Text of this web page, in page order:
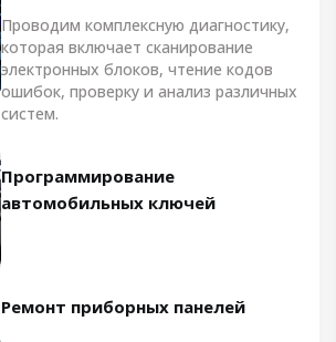
Проводим комплексную диагностику,
которая включает сканирование
электронных блоков, чтение кодов
ошибок, проверку и анализ различных
систем.
Программирование
автомобильных ключей
Ремонт приборных панелей